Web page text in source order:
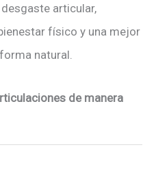
articular,
físico y una mejor
natural.
de manera